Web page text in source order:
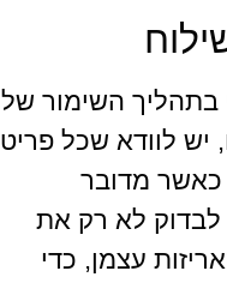
בתהליך השימור של
יש לוודא שכל פריט
כאשר מדובר
לבדוק לא רק את
עצמן, כדי